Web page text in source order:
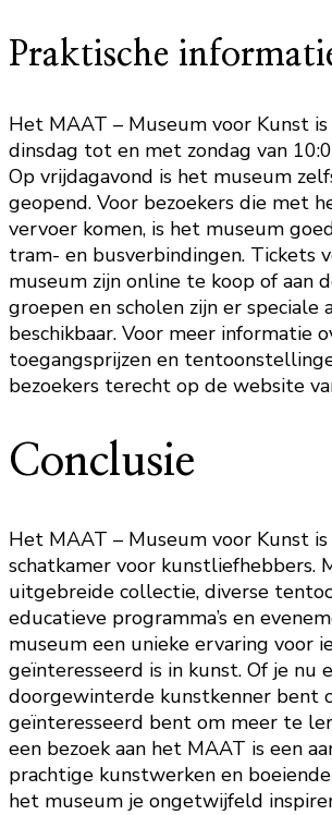
Praktische
Het MAAT – Museum voor Kunst
dinsdag tot en met zondag van
Op vrijdagavond is het museum
geopend. Voor bezoekers die met
vervoer komen, is het museum
tram- en busverbindingen. Tickets
museum zijn online te koop of aan
groepen en scholen zijn er speciale
beschikbaar. Voor meer informatie
toegangsprijzen en
bezoekers terecht op de website
Conclusie
Het MAAT – Museum voor Kunst
schatkamer voor kunstliefhebbers.
uitgebreide collectie, diverse
educatieve programma’s en
museum een unieke ervaring voor
geïnteresseerd is in kunst. Of je nu
doorgewinterde kunstkenner bent
geïnteresseerd bent om meer te
een bezoek aan het MAAT is een
prachtige kunstwerken en
het museum je ongetwijfeld